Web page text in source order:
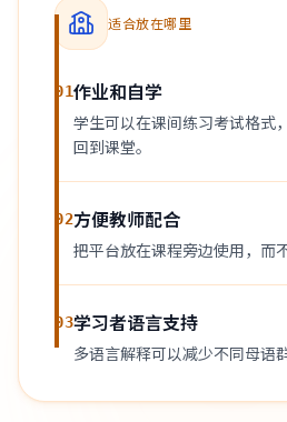
适合放在哪里
01作业和自学
学生可以在课间练习考试格式
回到课堂。
02方便教师配合
把平台放在课程旁边使用，而
03学习者语言支持
多语言解释可以减少不同母语